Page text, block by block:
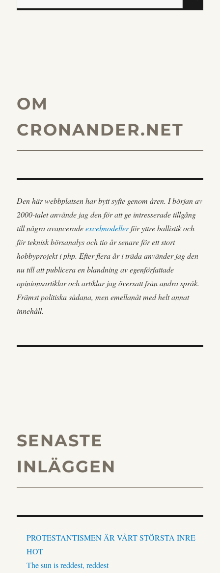
OM
CRONANDER.NET
Den här webbplatsen har bytt syfte genom åren. I början av
2000-talet använde jag den för att ge intresserade tillgång
till några avanceradeexcelmodellerför yttre ballistik och
för teknisk börsanalys och tio år senare för ett stort
hobbyprojekt i php. Efter flera år i träda använder jag den
nu till att publicera en blandning av egenförfattade
opinionsartiklar och artiklar jag översatt från andra språk.
Främst politiska sådana, men emellanåt med helt annat
innehåll.
SENASTE
INLÄGGEN
PROTESTANTISMEN ÄR VÅRT STÖRSTA INRE
HOT
The sun is reddest, reddest